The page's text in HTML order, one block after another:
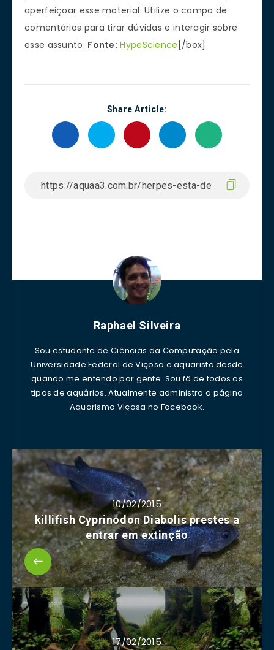
aperfeiçoar esse material. Utilize o campo de
comentários para tirar dúvidas e interagir sobre
esse assunto. Fonte: HypeScience [/box]
Share Article:
Raphael Silveira
Sou estudante de Ciências da Computação pela
Universidade Federal de Viçosa e aquarista desde
quando me entendo por gente. Sou fã de todos os
tipos de aquários. Atualmente administro a página
Aquarismo Viçosa no Facebook.
10/02/2015
killifish Cyprinodon Diabolis prestes a
entrar em extinção
17/02/2015